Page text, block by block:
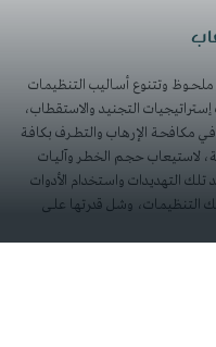
ملحــوظ وتتنـوع أسـاليب التنظيمـات
إسـتراتيجيات التجنيـد والاستقطاب،
مكافحــة الإرهاب والتطــرف بكافــة
لاستيعاب حجـم الخطـر وآليـات
تلـك التهديـدات واسـتخدام الأدوات
التنظيمـات، وشـل قدرتها علــى